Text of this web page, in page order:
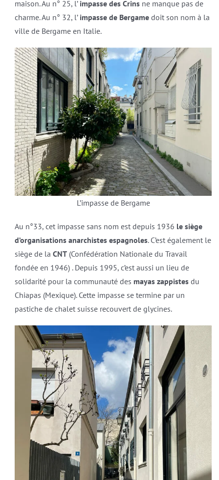
maison. Au n° 25, l’ impasse des Crinsne manque pas de
charme. Au n° 32, l’ impasse de Bergamedoit son nom à la
ville de Bergame en Italie.
L’impasse de Bergame
Au n°33, cet impasse sans nom est depuis 1936 le siège
d’organisations anarchistes espagnoles. C’est également le
siège de la CNT(Confédération Nationale du Travail
fondée en 1946) . Depuis 1995, c’est aussi un lieu de
solidarité pour la communauté des mayas zappistesdu
Chiapas (Mexique). Cette impasse se termine par un
pastiche de chalet suisse recouvert de glycines.